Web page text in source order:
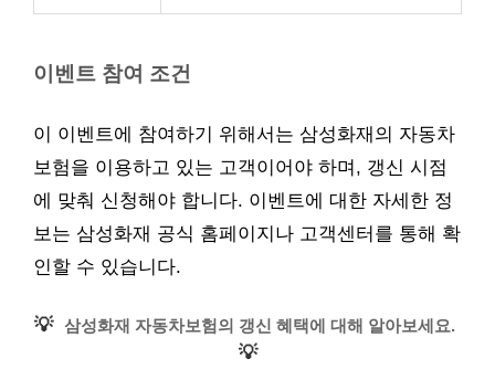
이벤트 참여 조건
이 이벤트에 참여하기 위해서는 삼성화재의 자동차
보험을 이용하고 있는 고객이어야 하며, 갱신 시점
에 맞춰 신청해야 합니다. 이벤트에 대한 자세한 정
보는 삼성화재 공식 홈페이지나 고객센터를 통해 확
인할 수 있습니다.
💡 삼성화재 자동차보험의 갱신 혜택에 대해 알아보세요.
💡